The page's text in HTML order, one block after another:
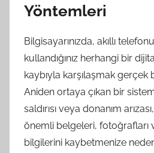
Yöntemleri
Bilgisayarınızda, akıllı
kullandığınız herhangi bir
kaybıyla karşılaşmak gerçek
Aniden ortaya çıkan bir
saldırısı veya donanım
önemli belgeleri, fotoğrafları
bilgilerini kaybetmenize